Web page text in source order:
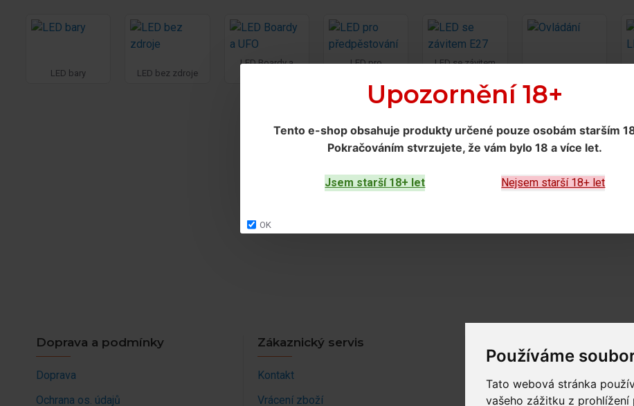
Používáme
Tato webová stránka
vašeho zážitku z prohlížení
Upozornění 18+
Tento e-shop obsahuje produkty určené pouze osobám starším
Pokračovánímstvrzujete, že vám bylo 18 a více let.
Jsem starší 18+ let Nejsem starší 18+ let
OK
LED bary LED bez zdroje
LED Boardy a
LED pro
LED se závitem
Doprava a podmínky
Doprava
Ochrana os. údajů
Zákaznický servis
Kontakt
Vrácení zboží
Objednávky